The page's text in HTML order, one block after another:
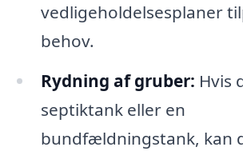
vedligeholdelsesplaner
behov.
Rydning af gruber: Hvis
septiktank eller en
bundfældningstank, kan